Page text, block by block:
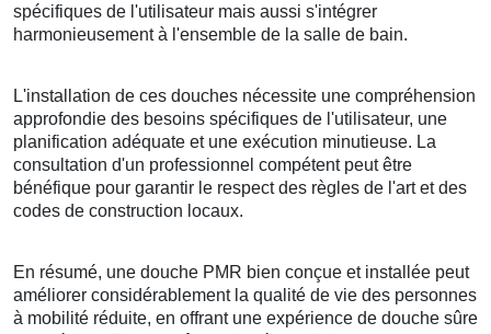
spécifiques de l'utilisateur mais aussi s'intégrer
harmonieusement à l'ensemble de la salle de bain.
L'installation de ces douches nécessite une compréhension
approfondie des besoins spécifiques de l'utilisateur, une
planification adéquate et une exécution minutieuse. La
consultation d'un professionnel compétent peut être
bénéfique pour garantir le respect des règles de l'art et des
codes de construction locaux.
En résumé, une douche PMR bien conçue et installée peut
améliorer considérablement la qualité de vie des personnes
à mobilité réduite, en offrant une expérience de douche sûre